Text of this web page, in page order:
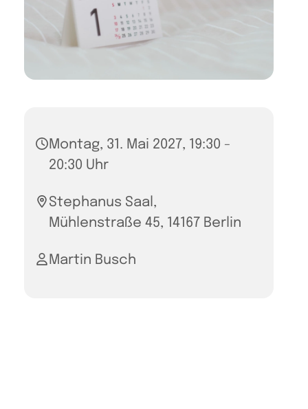
Montag, 31. Mai 2027, 19:30 -
20:30 Uhr
Stephanus Saal,
Mühlenstraße 45, 14167 Berlin
Martin Busch